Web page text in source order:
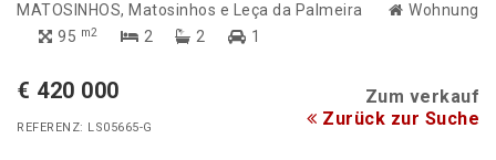
MATOSINHOS, Matosinhos e Leça da Palmeira
Wohnung
95 m2 2 2 1
€ 420 000 Zum verkauf
REFERENZ: LS05665-G Zurück zur Suche